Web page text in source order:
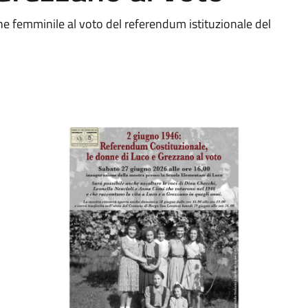
femminile al voto del referendum istituzionale del